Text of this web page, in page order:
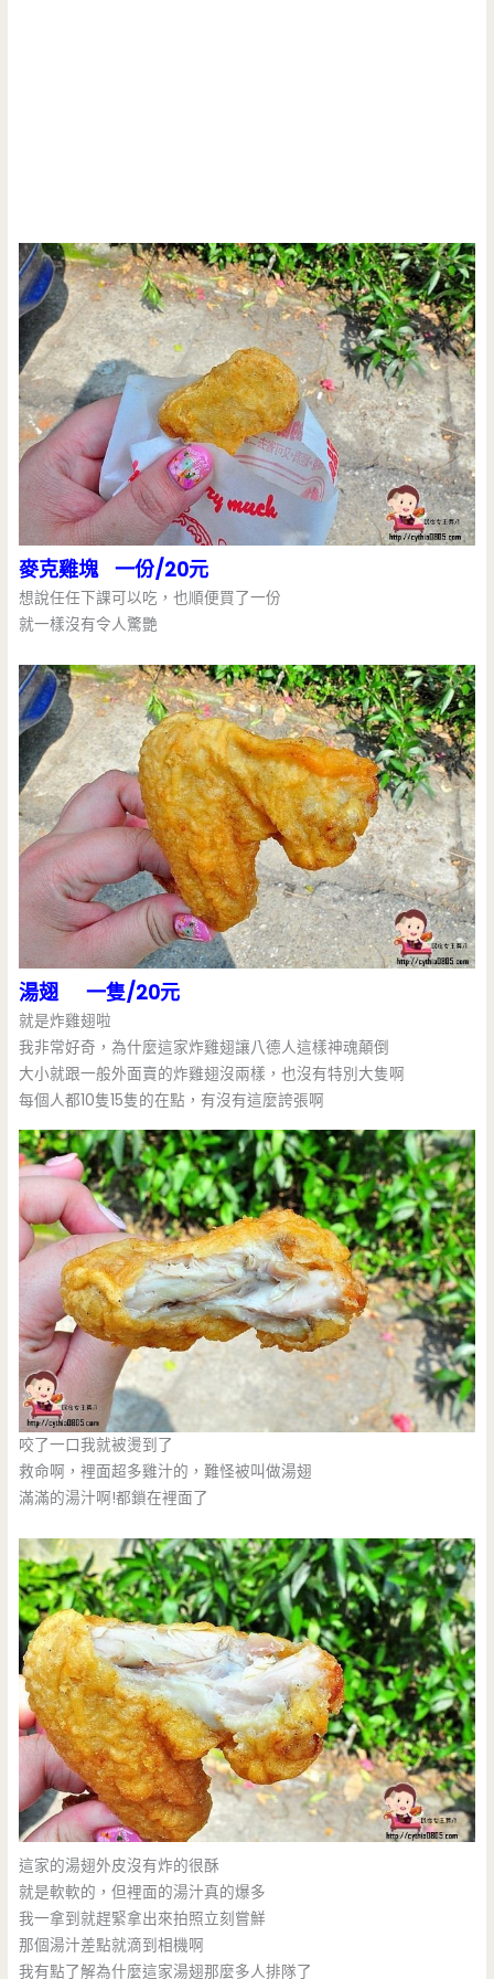
麥克雞塊 一份/20元
想說任任下課可以吃，也順便買了一份
就一樣沒有令人驚艷
湯翅 一隻/20元
就是炸雞翅啦
我非常好奇，為什麼這家炸雞翅讓八德人這樣神魂顛倒
大小就跟一般外面賣的炸雞翅沒兩樣，也沒有特別大隻啊
每個人都10隻15隻的在點，有沒有這麼誇張啊
咬了一口我就被燙到了
救命啊，裡面超多雞汁的，難怪被叫做湯翅
滿滿的湯汁啊!都鎖在裡面了
這家的湯翅外皮沒有炸的很酥
就是軟軟的，但裡面的湯汁真的爆多
我一拿到就趕緊拿出來拍照立刻嘗鮮
那個湯汁差點就滴到相機啊
我有點了解為什麼這家湯翅那麼多人排隊了